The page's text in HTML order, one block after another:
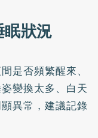
狀況
是否頻繁醒來、
變換太多、白天
異常，建議記錄